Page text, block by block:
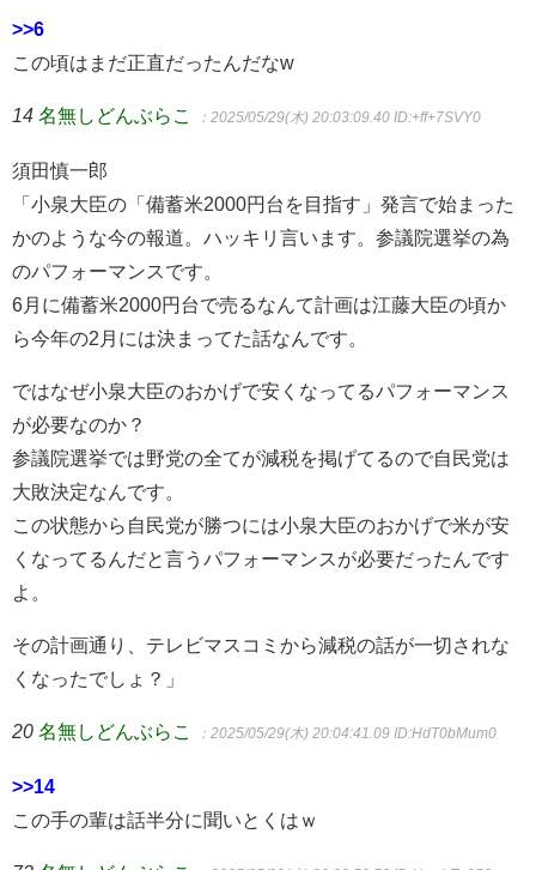
>>6
この頃はまだ正直だったんだなw
14 名無しどんぶらこ ：2025/05/29(木) 20:03:09.40 ID:+ff+7SVY0
須田慎一郎
「小泉大臣の「備蓄米2000円台を目指す」発言で始まった
かのような今の報道。ハッキリ言います。参議院選挙の為
のパフォーマンスです。
6月に備蓄米2000円台で売るなんて計画は江藤大臣の頃か
ら今年の2月には決まってた話なんです。
ではなぜ小泉大臣のおかげで安くなってるパフォーマンス
が必要なのか？
参議院選挙では野党の全てが減税を掲げてるので自民党は
大敗決定なんです。
この状態から自民党が勝つには小泉大臣のおかげで米が安
くなってるんだと言うパフォーマンスが必要だったんです
よ。
その計画通り、テレビマスコミから減税の話が一切されな
くなったでしょ？」
20 名無しどんぶらこ ：2025/05/29(木) 20:04:41.09 ID:HdT0bMum0
>>14
この手の輩は話半分に聞いとくはｗ